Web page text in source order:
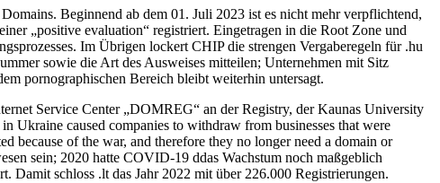
Beginnend ab dem 01. Juli 2023 ist es nicht mehr verpflichtend,
„positive evaluation“ registriert. Eingetragen in die Root Zone und
Im Übrigen lockert CHIP die strengen Vergaberegeln für .hu
sowie die Art des Ausweises mitteilen; Unternehmen mit Sitz
pornographischen Bereich bleibt weiterhin untersagt.
Service Center „DOMREG“ an der Registry, der Kaunas University
Ukraine caused companies to withdraw from businesses that were
because of the war, and therefore they no longer need a domain or
sein; 2020 hatte COVID-19 ddas Wachstum noch maßgeblich
Damit schloss .lt das Jahr 2022 mit über 226.000 Registrierungen.